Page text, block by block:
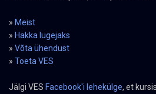
» Meist
» Hakka lugejaks
» Võta ühendust
» Toeta VES
Jälgi VES Facebook'i lehekülge, et